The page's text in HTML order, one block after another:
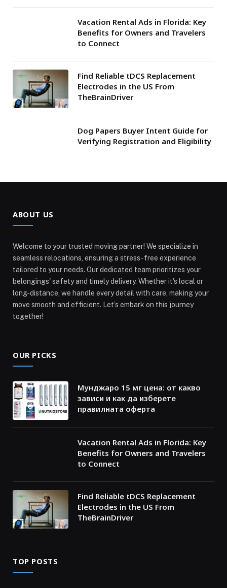
Vacation Rental Ads in Florida: Key
Benefits for Owners and Travelers
to Connect
Find Reliable tDCS Replacement
Electrodes in the US From
TheBrainDriver
Dog Papers Buyer Intent Guide for
Verifying Registration and Eligibility
ABOUT US
Welcome to your trusted moving partner! We specialize in
seamless relocations, ensuring a stress-free experience
tailored to your needs. Our dedicated team prioritizes your
belongings' safety and timely delivery. Whether it's local or
long-distance, we handle every detail with care, making your
move smooth and efficient. Let’s embark on this journey
together!
OUR PICKS
Мунджаро 15 мг цена: от какво
зависи и как да изберете
правилната оферта
Vacation Rental Ads in Florida: Key
Benefits for Owners and Travelers
to Connect
Find Reliable tDCS Replacement
Electrodes in the US From
TheBrainDriver
TOP POSTS